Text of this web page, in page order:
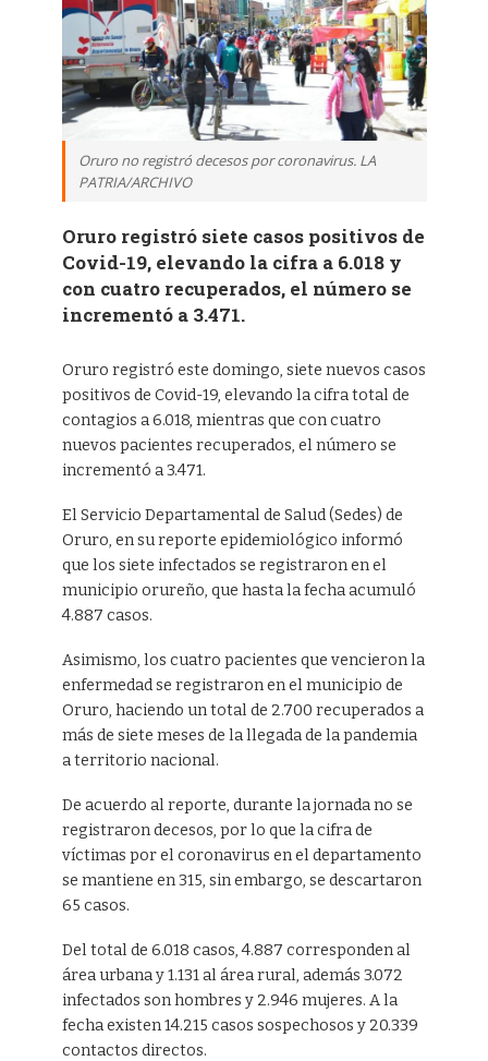
Oruro no registró decesos por coronavirus. LA
PATRIA/ARCHIVO
Oruro registró siete casos positivos de
Covid-19, elevando la cifra a 6.018 y
con cuatro recuperados, el número se
incrementó a 3.471.
Oruro registró este domingo, siete nuevos casos
positivos de Covid-19, elevando la cifra total de
contagios a 6.018, mientras que con cuatro
nuevos pacientes recuperados, el número se
incrementó a 3.471.
El Servicio Departamental de Salud (Sedes) de
Oruro, en su reporte epidemiológico informó
que los siete infectados se registraron en el
municipio orureño, que hasta la fecha acumuló
4.887 casos.
Asimismo, los cuatro pacientes que vencieron la
enfermedad se registraron en el municipio de
Oruro, haciendo un total de 2.700 recuperados a
más de siete meses de la llegada de la pandemia
a territorio nacional.
De acuerdo al reporte, durante la jornada no se
registraron decesos, por lo que la cifra de
víctimas por el coronavirus en el departamento
se mantiene en 315, sin embargo, se descartaron
65 casos.
Del total de 6.018 casos, 4.887 corresponden al
área urbana y 1.131 al área rural, además 3.072
infectados son hombres y 2.946 mujeres. A la
fecha existen 14.215 casos sospechosos y 20.339
contactos directos.